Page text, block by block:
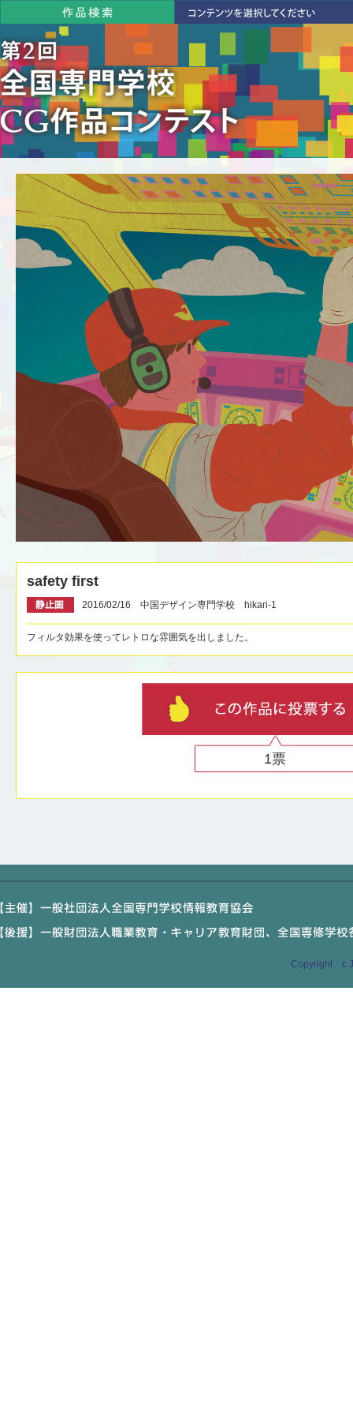
safety first
2016/02/16 中国デザイン専門学校 hikari-1
フィルタ効果を使ってレトロな雰囲気を出しました。
1票
Copyright c